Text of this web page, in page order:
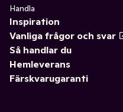
Handla
Inspiration
Vanliga frågor och svar
Så handlar du
Hemleverans
Färskvarugaranti